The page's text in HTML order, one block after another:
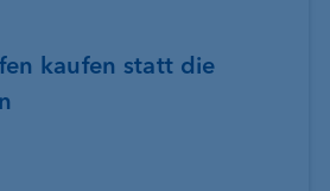
kaufen statt die